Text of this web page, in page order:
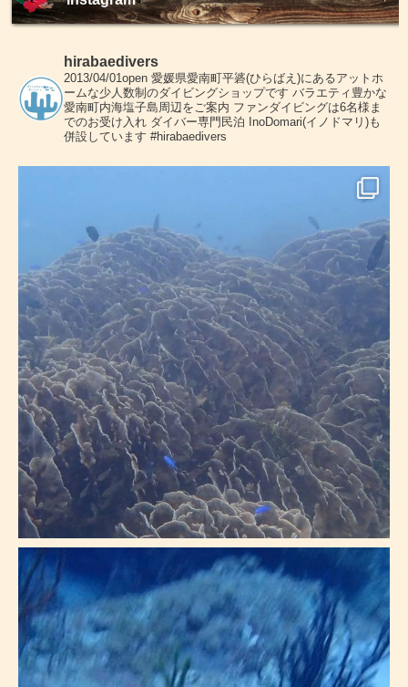
hirabaedivers
2013/04/01open 愛媛県愛南町平碆(ひらばえ)にあるアットホ
ームな少人数制のダイビングショップです バラエティ豊かな
愛南町内海塩子島周辺をご案内 ファンダイビングは6名様ま
でのお受け入れ ダイバー専門民泊 InoDomari(イノドマリ)も
併設しています #hirabaedivers